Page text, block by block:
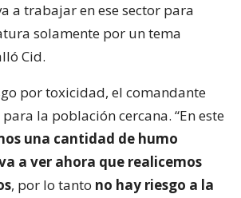
a trabajar en ese sector para
solamente por un tema
Cid.
por toxicidad, el comandante
la población cercana. “En este
una cantidad de humo
a ver ahora que realicemos
, por lo tanto no hay riesgo a la